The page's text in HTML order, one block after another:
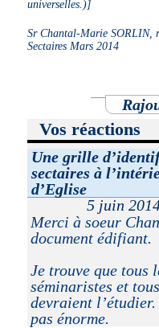
universelles.)]
Sr Chantal-Marie SORLIN,
Sectaires Mars 2014
Vos réactions
Une grille
sectaires à
d’Eglise
5 juin
Merci à soeur
document édifiant.
Je trouve que tous
séminaristes et
devraient
pas énorme.